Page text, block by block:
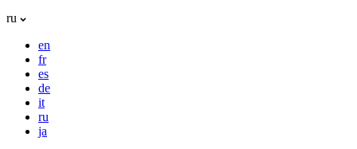
ru
en
fr
es
de
it
ru
ja